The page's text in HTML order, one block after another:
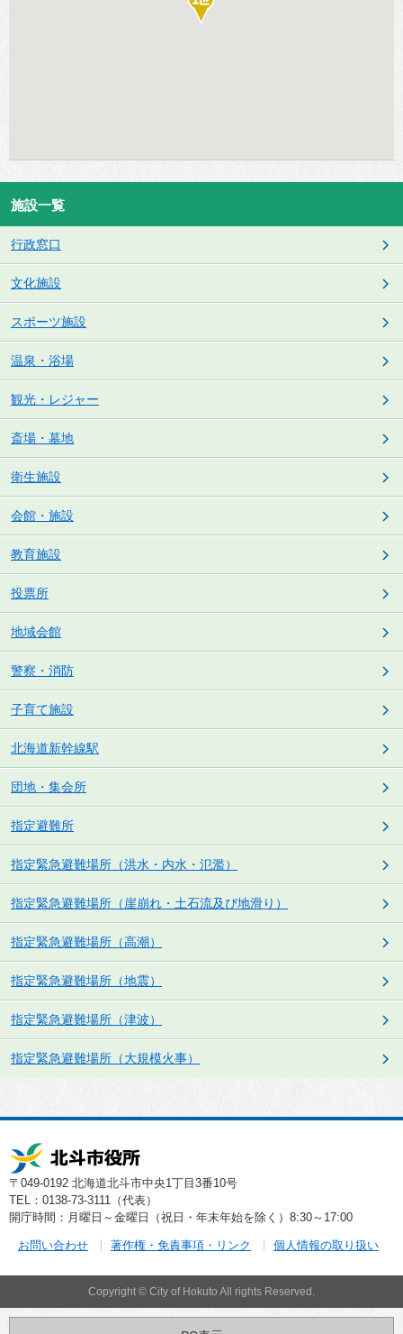
施設一覧
行政窓口
文化施設
スポーツ施設
温泉・浴場
観光・レジャー
斎場・墓地
衛生施設
会館・施設
教育施設
投票所
地域会館
警察・消防
子育て施設
北海道新幹線駅
団地・集会所
指定避難所
指定緊急避難場所（洪水・内水・氾濫）
指定緊急避難場所（崖崩れ・土石流及び地滑り）
指定緊急避難場所（高潮）
指定緊急避難場所（地震）
指定緊急避難場所（津波）
指定緊急避難場所（大規模火事）
〒049-0192 北海道北斗市中央1丁目3番10号
TEL：0138-73-3111（代表）
開庁時間：月曜日～金曜日（祝日・年末年始を除く）8:30～17:00
お問い合わせ 著作権・免責事項・リンク 個人情報の取り扱い
Copyright © City of Hokuto All rights Reserved.